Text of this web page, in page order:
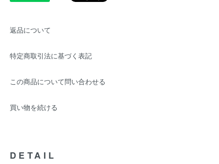
返品について
特定商取引法に基づく表記
この商品について問い合わせる
買い物を続ける
DETAIL